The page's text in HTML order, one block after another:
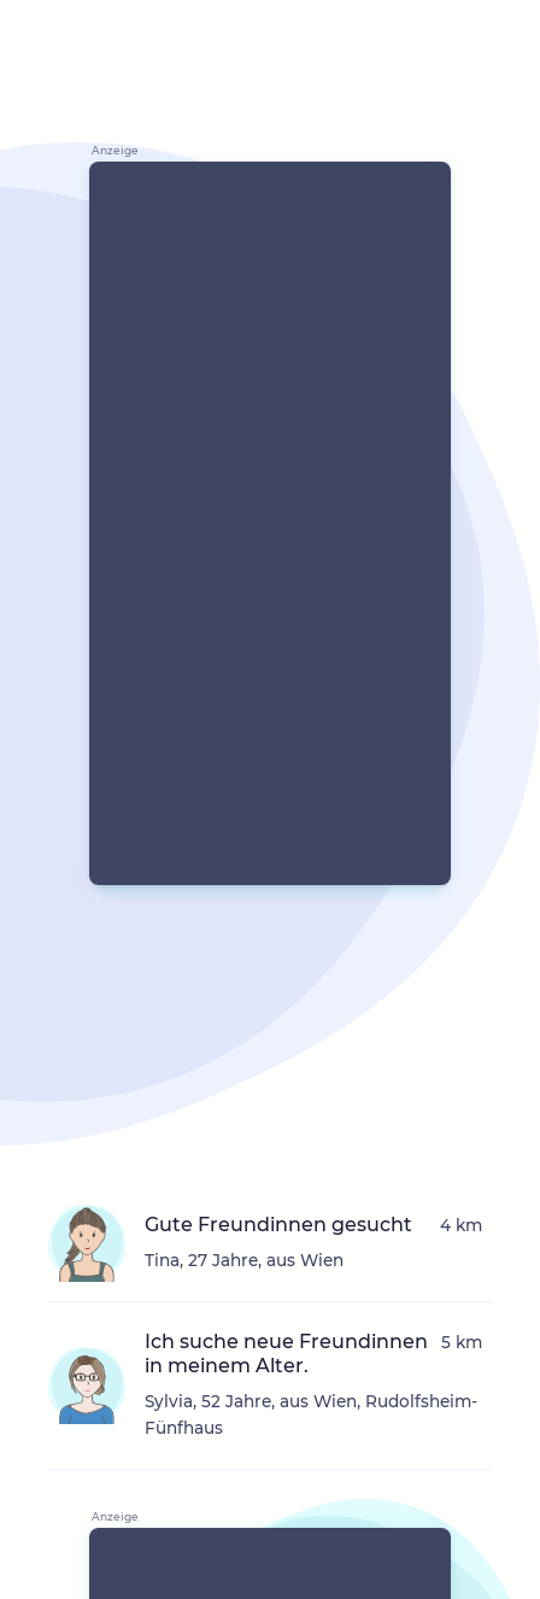
Gute Freundinnen gesucht
Tina, 27 Jahre, aus Wien
4 km
Ich suche neue Freundinnen
in meinem Alter.
Sylvia, 52 Jahre, aus Wien, Rudolfsheim-
Fünfhaus
5 km